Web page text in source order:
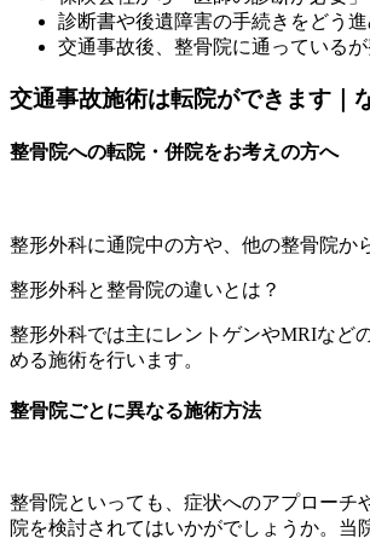
診断書や後遺障害の手続きをどう
交通事故後、整骨院に通っている
交通事故施術は転院ができます｜
整骨院への転院・併院をお考えの方へ
整形外科に通院中の方や、他の整骨院か
整形外科と整骨院の違いとは？
整形外科では主にレントゲンやMRIなど
める施術を行います。
整骨院ごとに異なる施術方法
整骨院といっても、症状へのアプローチ
院を検討されてはいかがでしょうか。